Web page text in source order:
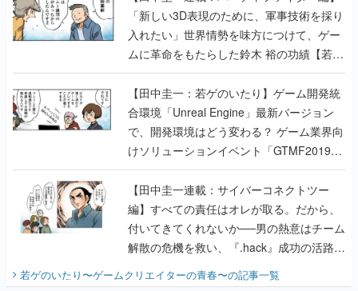
のいたり】
【田中圭一：若ゲのいたり】ゲーム開発統
合環境「Unreal Engine」最新バージョン
で、開発環境はどう変わる？ ゲーム業界向
けソリューションイベント「GTMF2019」
に行って、より理解を深めよう【PR】
【田中圭一連載：サイバーコネクトツー
編】すべての責任はオレが取る。だから、
付いてきてくれないか──男の熱意はチーム
解散の危機を救い、『.hack』成功の活路を
開く。業界の快男児・松山 洋に流れる血は
『少年ジャンプ』色だった【若ゲのいた
り】
若ゲのいたり〜ゲームクリエイターの青春〜の記事一覧